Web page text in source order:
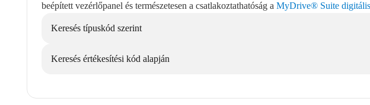
beépített vezérlőpanel és természetesen a csatlakoztathatóság a MyDrive® Suite
Keresés típuskód szerint
Keresés értékesítési kód alapján